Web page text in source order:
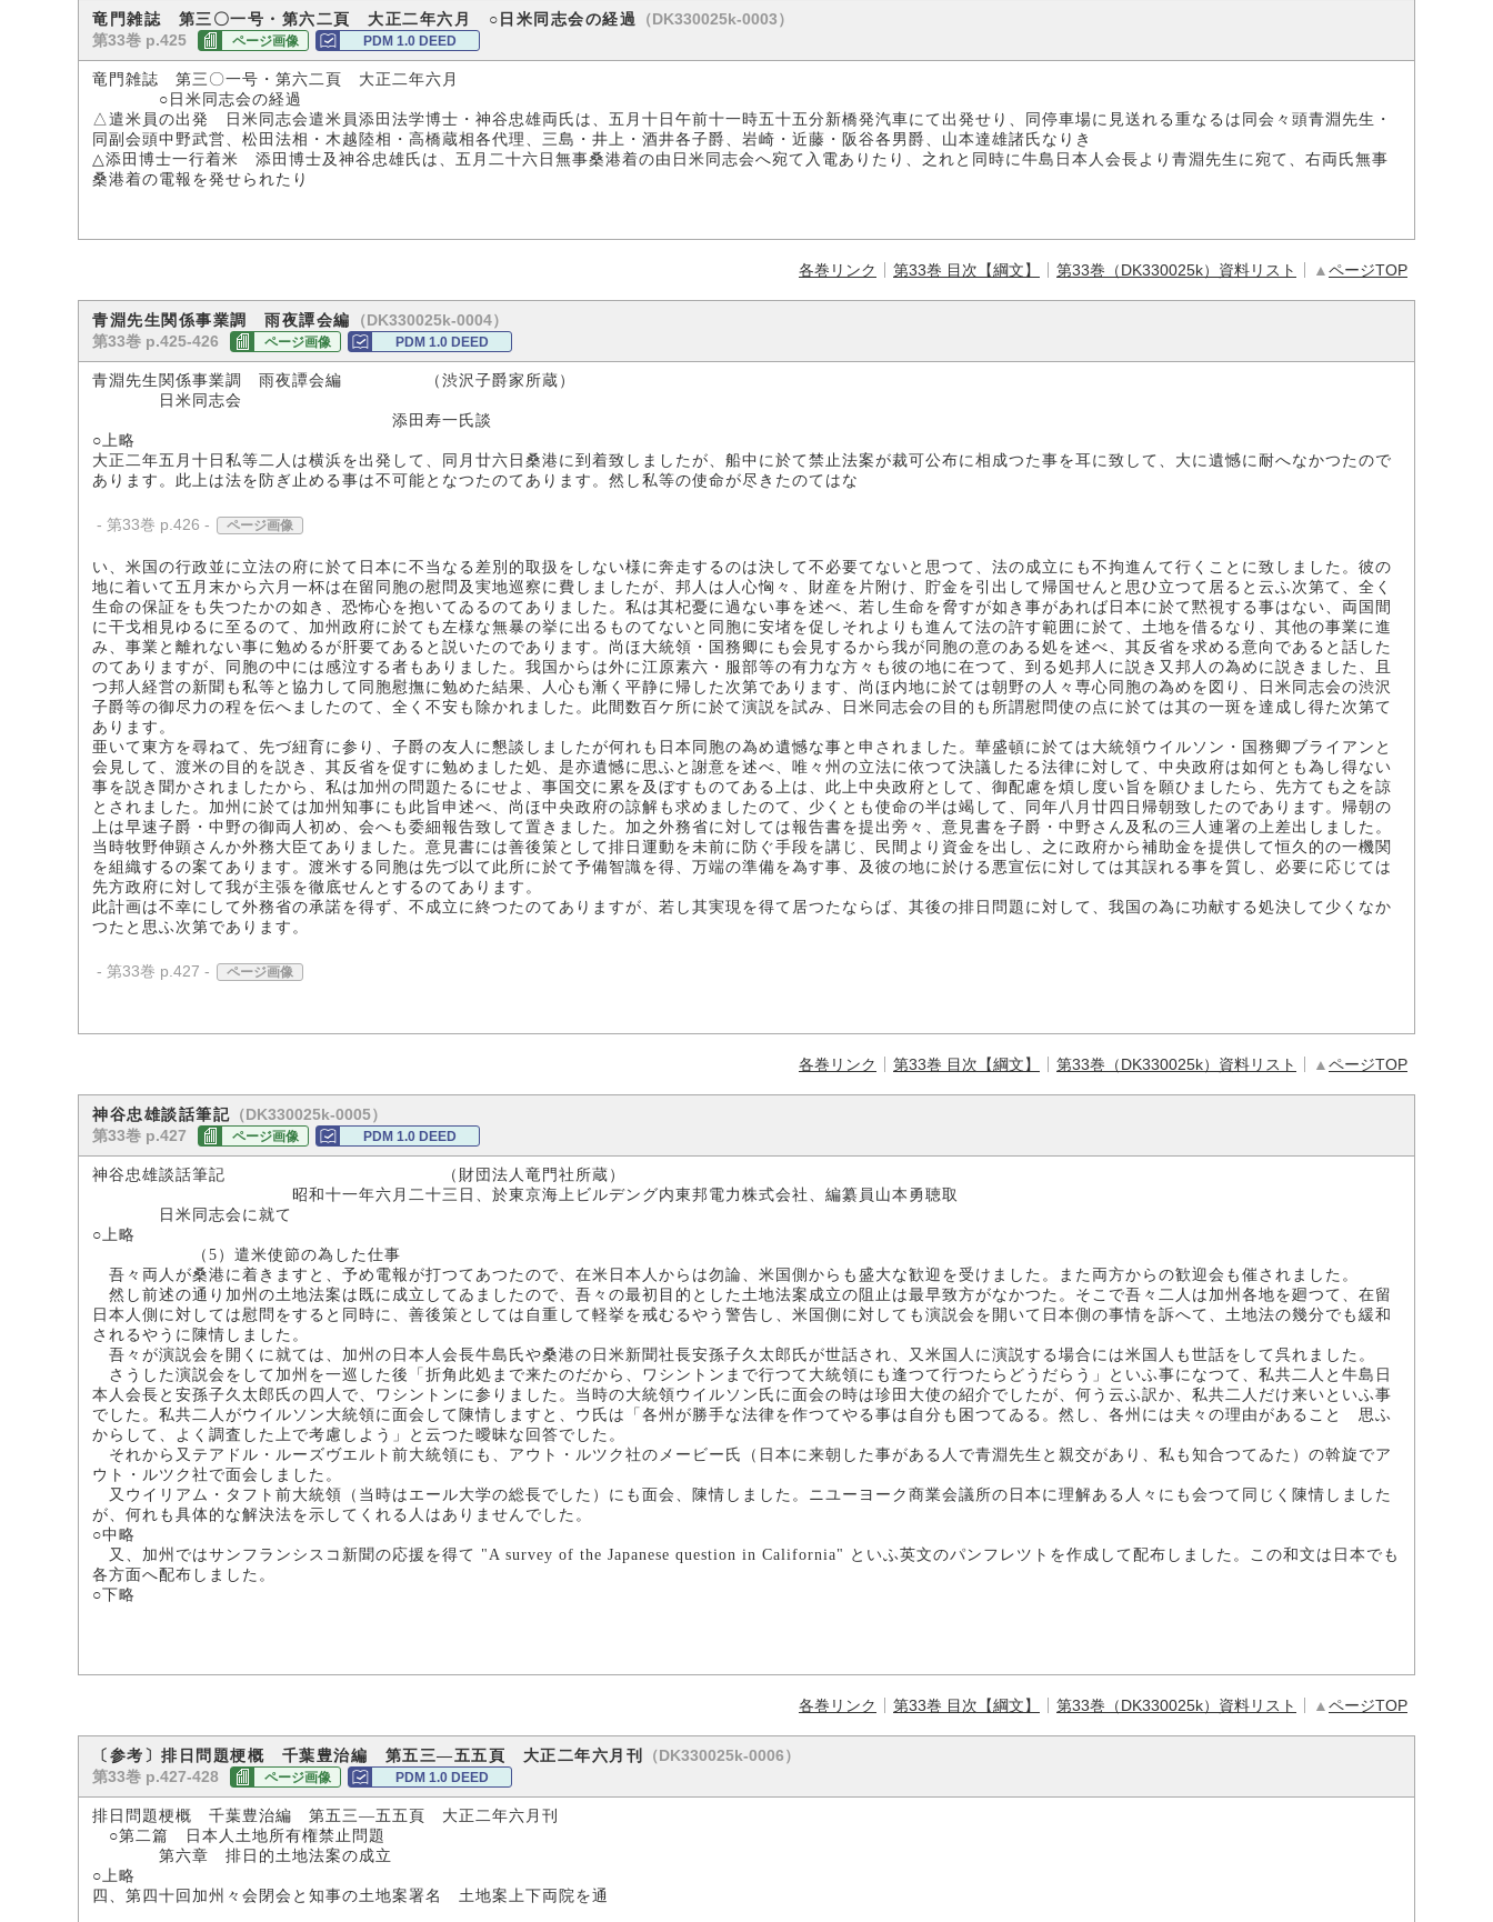
竜門雑誌 第三〇一号・第六二頁 大正二年六月 ○日米同志会の経過 （DK330025k-0003）
第33巻 p.425
ページ画像 PDM 1.0 DEED
竜門雑誌 第三〇一号・第六二頁 大正二年六月
○日米同志会の経過
△遣米員の出発 日米同志会遣米員添田法学博士・神谷忠雄両氏は、五月十日午前十一時五十五分新橋発汽車にて出発せり、同停車場に見送れる重なるは同会々頭青淵先生・
同副会頭中野武営、松田法相・木越陸相・高橋蔵相各代理、三島・井上・酒井各子爵、岩崎・近藤・阪谷各男爵、山本達雄諸氏なりき
△添田博士一行着米 添田博士及神谷忠雄氏は、五月二十六日無事桑港着の由日米同志会へ宛て入電ありたり、之れと同時に牛島日本人会長より青淵先生に宛て、右両氏無事
桑港着の電報を発せられたり
各巻リンク 第33巻 目次【綱文】 第33巻（DK330025k）資料リスト ▲ページTOP
青淵先生関係事業調 雨夜譚会編
（DK330025k-0004）
第33巻 p.425-426
ページ画像 PDM 1.0 DEED
青淵先生関係事業調 雨夜譚会編 （渋沢子爵家所蔵）
日米同志会
添田寿一氏談
○上略
大正二年五月十日私等二人は横浜を出発して、同月廿六日桑港に到着致しましたが、船中に於て禁止法案が裁可公布に相成つた事を耳に致して、大に遺憾に耐へなかつたので
あります。此上は法を防ぎ止める事は不可能となつたのてあります。然し私等の使命が尽きたのてはな
- 第33巻 p.426 - ページ画像
い、米国の行政並に立法の府に於て日本に不当なる差別的取扱をしない様に奔走するのは決して不必要てないと思つて、法の成立にも不拘進んて行くことに致しました。彼の
地に着いて五月末から六月一杯は在留同胞の慰問及実地巡察に費しましたが、邦人は人心恟々、財産を片附け、貯金を引出して帰国せんと思ひ立つて居ると云ふ次第て、全く
生命の保証をも失つたかの如き、恐怖心を抱いてゐるのてありました。私は其杞憂に過ない事を述べ、若し生命を脅すが如き事があれば日本に於て黙視する事はない、両国間
に干戈相見ゆるに至るのて、加州政府に於ても左様な無暴の挙に出るものてないと同胞に安堵を促しそれよりも進んて法の許す範囲に於て、土地を借るなり、其他の事業に進
み、事業と離れない事に勉めるが肝要てあると説いたのであります。尚ほ大統領・国務卿にも会見するから我が同胞の意のある処を述べ、其反省を求める意向であると話した
のてありますが、同胞の中には感泣する者もありました。我国からは外に江原素六・服部等の有力な方々も彼の地に在つて、到る処邦人に説き又邦人の為めに説きました、且
つ邦人経営の新聞も私等と協力して同胞慰撫に勉めた結果、人心も漸く平静に帰した次第であります、尚ほ内地に於ては朝野の人々専心同胞の為めを図り、日米同志会の渋沢
子爵等の御尽力の程を伝へましたのて、全く不安も除かれました。此間数百ケ所に於て演説を試み、日米同志会の目的も所謂慰問使の点に於ては其の一斑を達成し得た次第て
あります。
亜いて東方を尋ねて、先づ紐育に参り、子爵の友人に懇談しましたが何れも日本同胞の為め遺憾な事と申されました。華盛頓に於ては大統領ウイルソン・国務卿ブライアンと
会見して、渡米の目的を説き、其反省を促すに勉めました処、是亦遺憾に思ふと謝意を述べ、唯々州の立法に依つて決議したる法律に対して、中央政府は如何とも為し得ない
事を説き聞かされましたから、私は加州の問題たるにせよ、事国交に累を及ぼすものてある上は、此上中央政府として、御配慮を煩し度い旨を願ひましたら、先方ても之を諒
とされました。加州に於ては加州知事にも此旨申述べ、尚ほ中央政府の諒解も求めましたのて、少くとも使命の半は竭して、同年八月廿四日帰朝致したのであります。帰朝の
上は早速子爵・中野の御両人初め、会へも委細報告致して置きました。加之外務省に対しては報告書を提出旁々、意見書を子爵・中野さん及私の三人連署の上差出しました。
当時牧野伸顕さんか外務大臣てありました。意見書には善後策として排日運動を未前に防ぐ手段を講じ、民間より資金を出し、之に政府から補助金を提供して恒久的の一機関
を組織するの案てあります。渡米する同胞は先づ以て此所に於て予備智識を得、万端の準備を為す事、及彼の地に於ける悪宣伝に対しては其誤れる事を質し、必要に応じては
先方政府に対して我が主張を徹底せんとするのてあります。
此計画は不幸にして外務省の承諾を得ず、不成立に終つたのてありますが、若し其実現を得て居つたならば、其後の排日問題に対して、我国の為に功献する処決して少くなか
つたと思ふ次第であります。
- 第33巻 p.427 - ページ画像
各巻リンク 第33巻 目次【綱文】 第33巻（DK330025k）資料リスト ▲ページTOP
神谷忠雄談話筆記 （DK330025k-0005）
第33巻 p.427
ページ画像 PDM 1.0 DEED
神谷忠雄談話筆記 （財団法人竜門社所蔵）
昭和十一年六月二十三日、於東京海上ビルデング内東邦電力株式会社、編纂員山本勇聴取
日米同志会に就て
○上略
（5）遣米使節の為した仕事
吾々両人が桑港に着きますと、予め電報が打つてあつたので、在米日本人からは勿論、米国側からも盛大な歓迎を受けました。また両方からの歓迎会も催されました。
然し前述の通り加州の土地法案は既に成立してゐましたので、吾々の最初目的とした土地法案成立の阻止は最早致方がなかつた。そこで吾々二人は加州各地を廻つて、在留
日本人側に対しては慰問をすると同時に、善後策としては自重して軽挙を戒むるやう警告し、米国側に対しても演説会を開いて日本側の事情を訴へて、土地法の幾分でも緩和
されるやうに陳情しました。
吾々が演説会を開くに就ては、加州の日本人会長牛島氏や桑港の日米新聞社長安孫子久太郎氏が世話され、又米国人に演説する場合には米国人も世話をして呉れました。
さうした演説会をして加州を一巡した後「折角此処まで来たのだから、ワシントンまで行つて大統領にも逢つて行つたらどうだらう」といふ事になつて、私共二人と牛島日
本人会長と安孫子久太郎氏の四人で、ワシントンに参りました。当時の大統領ウイルソン氏に面会の時は珍田大使の紹介でしたが、何う云ふ訳か、私共二人だけ来いといふ事
でした。私共二人がウイルソン大統領に面会して陳情しますと、ウ氏は「各州が勝手な法律を作つてやる事は自分も困つてゐる。然し、各州には夫々の理由があることゝ思ふ
からして、よく調査した上で考慮しよう」と云つた曖昧な回答でした。
それから又テアドル・ルーズヴエルト前大統領にも、アウト・ルツク社のメービー氏（日本に来朝した事がある人で青淵先生と親交があり、私も知合つてゐた）の斡旋でア
ウト・ルツク社で面会しました。
又ウイリアム・タフト前大統領（当時はエール大学の総長でした）にも面会、陳情しました。ニユーヨーク商業会議所の日本に理解ある人々にも会つて同じく陳情しました
が、何れも具体的な解決法を示してくれる人はありませんでした。
○中略
又、加州ではサンフランシスコ新聞の応援を得て "A survey of the Japanese question in California" といふ英文のパンフレツトを作成して配布しました。この和文は日本でも
各方面へ配布しました。
○下略
各巻リンク 第33巻 目次【綱文】 第33巻（DK330025k）資料リスト ▲ページTOP
〔参考〕排日問題梗概 千葉豊治編 第五三―五五頁 大正二年六月刊
（DK330025k-0006）
第33巻 p.427-428
ページ画像 PDM 1.0 DEED
排日問題梗概 千葉豊治編 第五三―五五頁 大正二年六月刊
○第二篇 日本人土地所有権禁止問題
第六章 排日的土地法案の成立
○上略
四、第四十回加州々会閉会と知事の土地案署名 土地案上下両院を通